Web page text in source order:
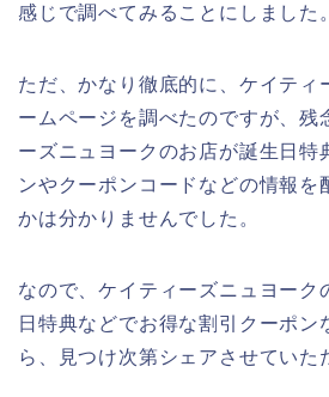
感じで調べてみることにしました。
ただ、かなり徹底的に、ケイティ
ームページを調べたのですが、残
ーズニュヨークのお店が誕生日特
ンやクーポンコードなどの情報を
かは分かりませんでした。
なので、ケイティーズニュヨーク
日特典などでお得な割引クーポン
ら、見つけ次第シェアさせていた